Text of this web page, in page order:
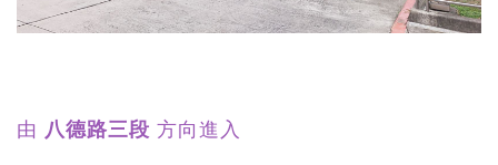
由 八德路三段 方向進入